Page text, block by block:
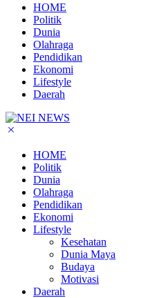
HOME
Politik
Dunia
Olahraga
Pendidikan
Ekonomi
Lifestyle
Daerah
HOME
Politik
Dunia
Olahraga
Pendidikan
Ekonomi
Lifestyle
Kesehatan
Dunia Maya
Budaya
Motivasi
Daerah